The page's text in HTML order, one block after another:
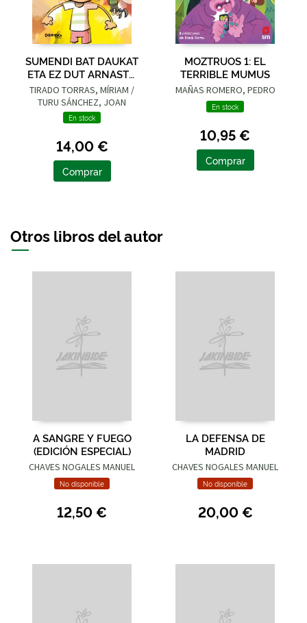
SUMENDI BAT DAUKAT
ETA EZ DUT ARNASTU
NAHI
TIRADO TORRAS, MÍRIAM /
TURU SÁNCHEZ, JOAN
En stock
14,00 €
Comprar
MOZTRUOS 1: EL
TERRIBLE MUMUS
MAÑAS ROMERO, PEDRO
En stock
10,95 €
Comprar
Otros libros del autor
A SANGRE Y FUEGO
(EDICIÓN ESPECIAL)
CHAVES NOGALES MANUEL
No disponible
12,50 €
LA DEFENSA DE
MADRID
CHAVES NOGALES MANUEL
No disponible
20,00 €